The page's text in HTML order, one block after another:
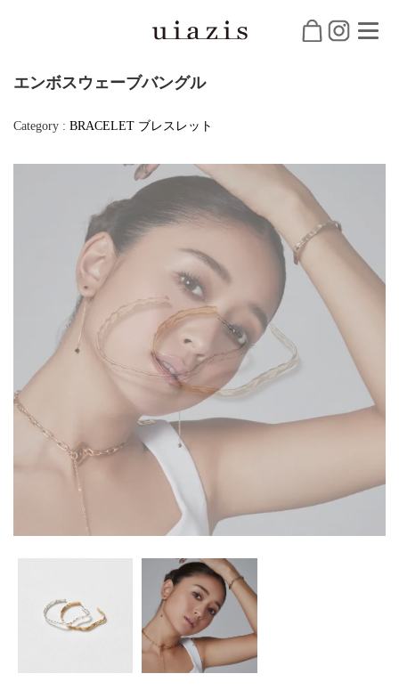
エンボスウェーブバングル
Category : BRACELET ブレスレット